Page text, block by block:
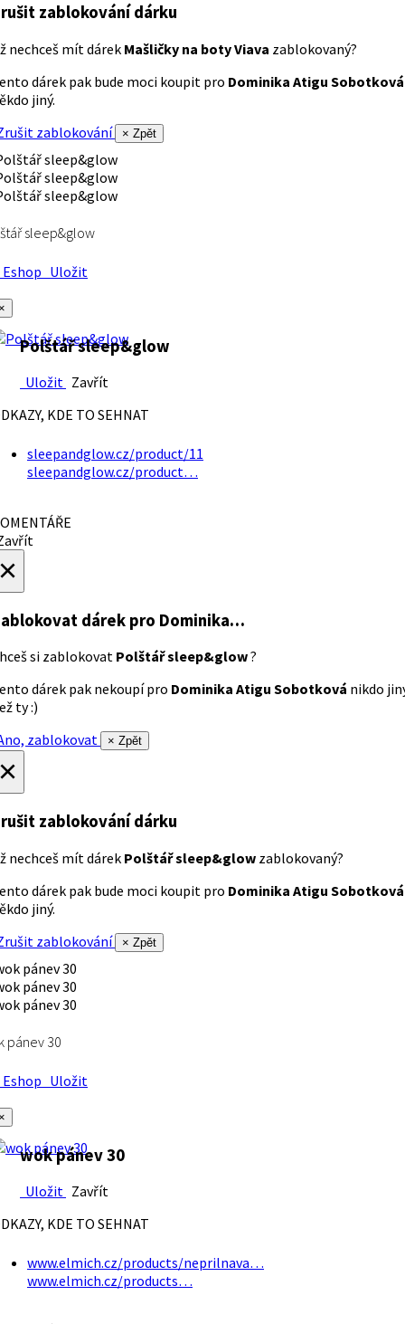
zablokování dárku
nechceš mít dárek Mašličky na boty Viava zablokovaný?
dárek pak bude moci koupit pro Dominika Atigu Sobotková
jiný.
zablokování
× Zpět
sleep&glow
Uložit
Polštář sleep&glow
Uložit Zavřít
KDE TO SEHNAT
sleepandglow.cz/product/11
sleepandglow.cz/product…
dárek pro Dominika…
si zablokovat Polštář sleep&glow?
dárek pak nekoupí pro Dominika Atigu Sobotková nikdo
ty :)
zablokovat
× Zpět
zablokování dárku
nechceš mít dárek Polštář sleep&glow zablokovaný?
dárek pak bude moci koupit pro Dominika Atigu Sobotková
jiný.
zablokování
× Zpět
pánev 30
Uložit
wok pánev 30
Uložit Zavřít
KDE TO SEHNAT
www.elmich.cz/products/neprilnava…
www.elmich.cz/products…